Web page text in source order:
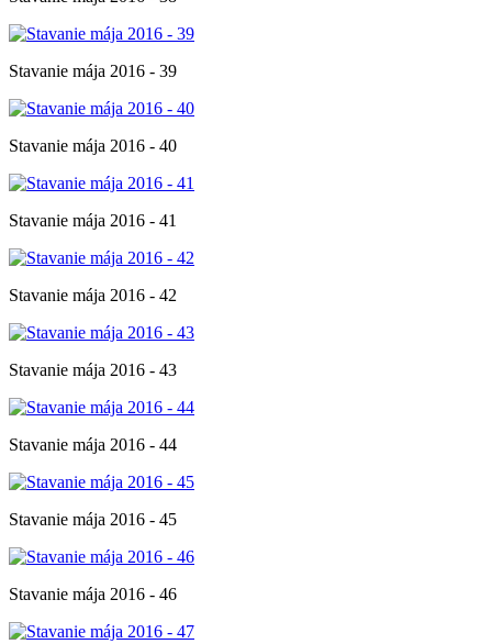
Stavanie mája 2016 - 39
Stavanie mája 2016 - 40
Stavanie mája 2016 - 41
Stavanie mája 2016 - 42
Stavanie mája 2016 - 43
Stavanie mája 2016 - 44
Stavanie mája 2016 - 45
Stavanie mája 2016 - 46